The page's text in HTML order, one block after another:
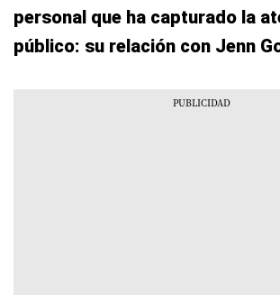
personal que ha capturado la
público: su relación con Jenn